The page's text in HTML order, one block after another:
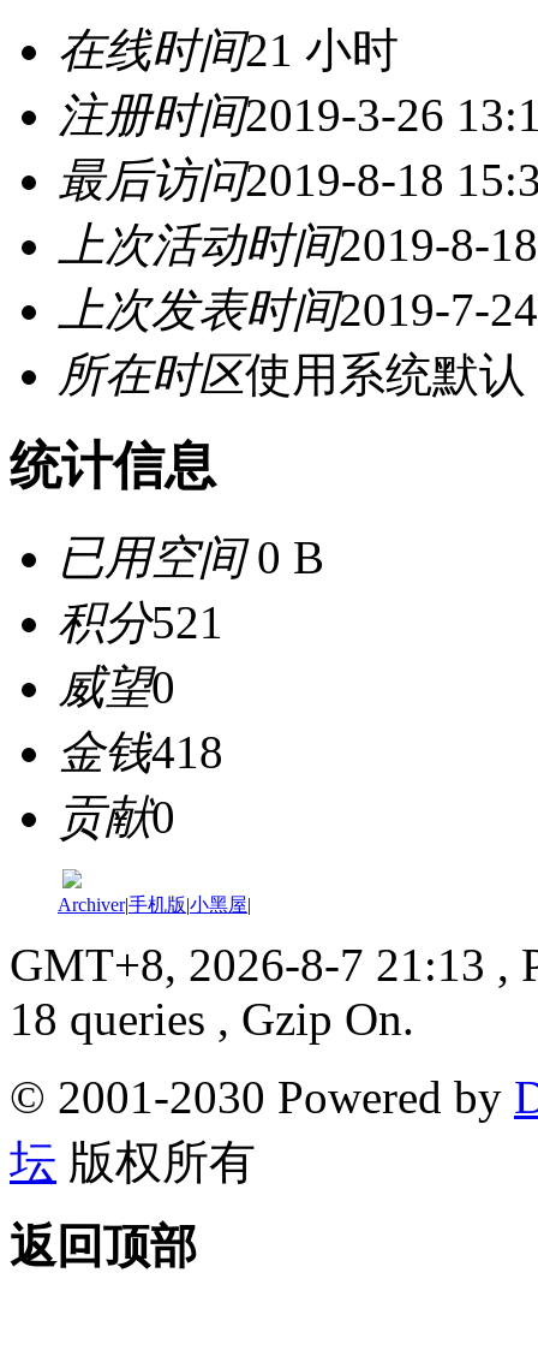
在线时间21 小时
注册时间2019-3-26
最后访问2019-8-18
上次活动时间2019-8-
上次发表时间2019-7-
所在时区使用系统默认
统计信息
已用空间0 B
积分521
威望0
金钱418
贡献0
Archiver|手机版|小黑屋|
GMT+8, 2026-8-7 21:13 ,
18 queries , Gzip On.
© 2001-2030 Powered by
坛 版权所有
返回顶部